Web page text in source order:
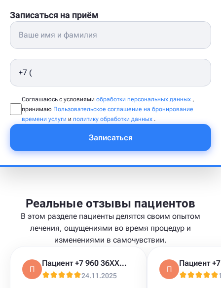
Записаться на приём
Соглашаюсь с условиями обработки персональных данных ,
принимаю Пользовательское соглашение на бронирование
времени услуги и политику обработки данных .
Записаться
Реальные отзывы пациентов
В этом разделе пациенты делятся своим опытом
лечения, ощущениями во время процедур и
изменениями в самочувствии.
П
Пациент +7 960 36XXXXX
24.11.2025
П